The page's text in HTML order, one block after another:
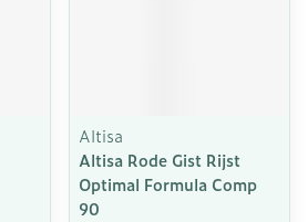
Altisa
Altisa Rode Gist Rijst
Optimal Formula Comp
90